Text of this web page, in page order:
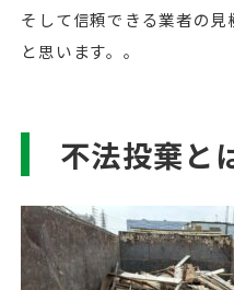
そして信頼できる業者の
と思います。。
不法投棄と